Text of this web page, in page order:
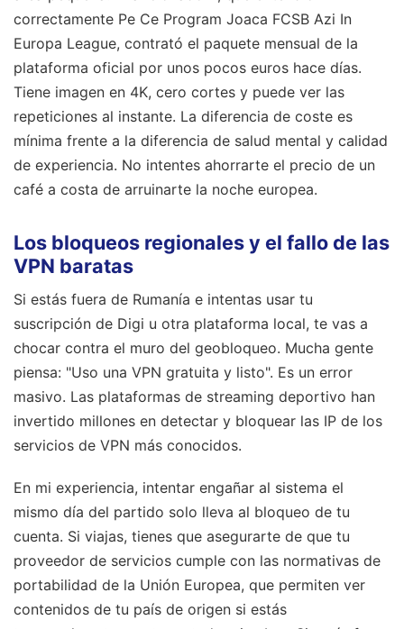
correctamente Pe Ce Program Joaca FCSB Azi In
Europa League, contrató el paquete mensual de la
plataforma oficial por unos pocos euros hace días.
Tiene imagen en 4K, cero cortes y puede ver las
repeticiones al instante. La diferencia de coste es
mínima frente a la diferencia de salud mental y calidad
de experiencia. No intentes ahorrarte el precio de un
café a costa de arruinarte la noche europea.
Los bloqueos regionales y el fallo de las
VPN baratas
Si estás fuera de Rumanía e intentas usar tu
suscripción de Digi u otra plataforma local, te vas a
chocar contra el muro del geobloqueo. Mucha gente
piensa: "Uso una VPN gratuita y listo". Es un error
masivo. Las plataformas de streaming deportivo han
invertido millones en detectar y bloquear las IP de los
servicios de VPN más conocidos.
En mi experiencia, intentar engañar al sistema el
mismo día del partido solo lleva al bloqueo de tu
cuenta. Si viajas, tienes que asegurarte de que tu
proveedor de servicios cumple con las normativas de
portabilidad de la Unión Europea, que permiten ver
contenidos de tu país de origen si estás